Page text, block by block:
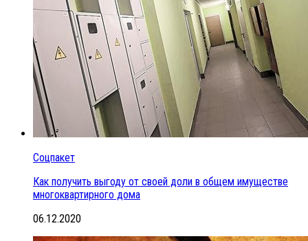
Соцпакет
Как получить выгоду от своей доли в общем имуществе
многоквартирного дома
06.12.2020